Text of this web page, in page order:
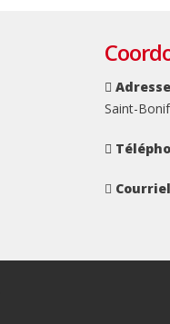
Saint-